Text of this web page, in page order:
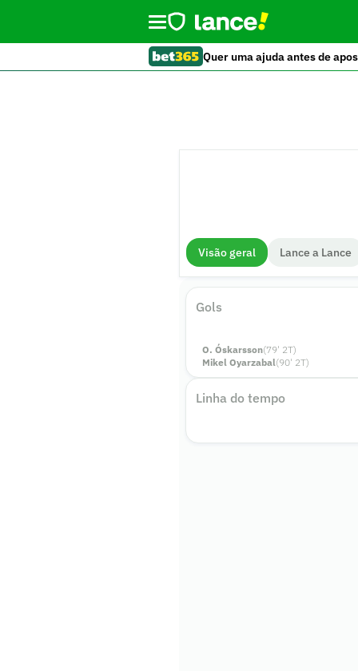
Quer uma ajuda antes de
Visão geral Lance a Lance
Gols
(79' 2T)
O. Óskarsson
(90' 2T)
Mikel Oyarzabal
Linha do tempo